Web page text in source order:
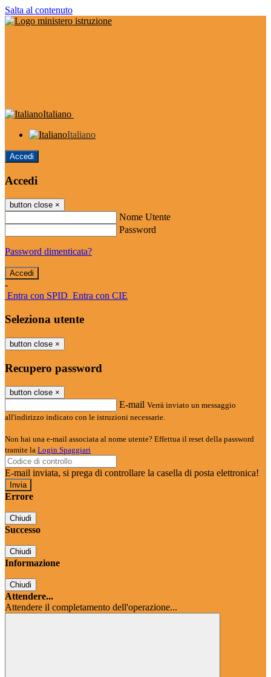
Salta al contenuto
Italiano
Italiano
Accedi
Accedi
button close ×
Nome Utente
Password
Password dimenticata?
-
Entra con SPID Entra con CIE
Seleziona utente
button close ×
Recupero password
button close ×
E-mail Verrà inviato un messaggio
all'indirizzo indicato con le istruzioni necessarie.
Non hai una e-mail associata al nome utente? Effettua il reset della password
tramite la Login Spaggiari
E-mail inviata, si prega di controllare la casella di posta elettronica!
Errore
Chiudi
Successo
Chiudi
Informazione
Chiudi
Attendere...
Attendere il completamento dell'operazione...